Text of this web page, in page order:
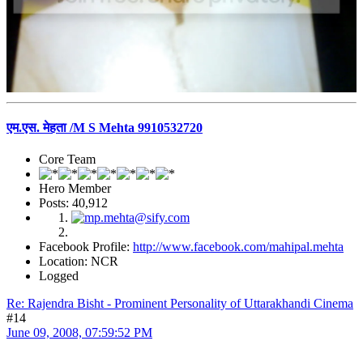
एम.एस. मेहता /M S Mehta 9910532720
Core Team
Hero Member
Posts: 40,912
Facebook Profile: http://www.facebook.com/mahipal.mehta
Location: NCR
Logged
Re: Rajendra Bisht - Prominent Personality of Uttarakhandi Cinema
#14
June 09, 2008, 07:59:52 PM